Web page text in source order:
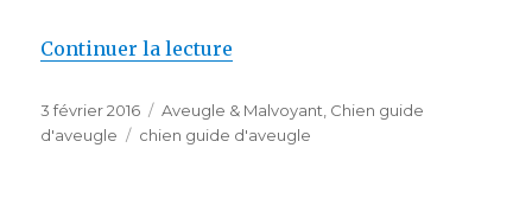
Continuer la lecture
Publié
le
3 février 2016 Catégories
Aveugle & Malvoyant Chien guide
d'aveugle
Étiquettes
chien guide d'aveugle